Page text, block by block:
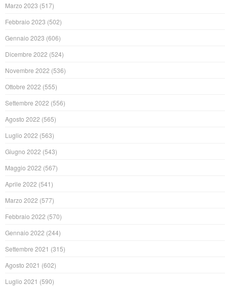
Marzo 2023 (517)
Febbraio 2023 (502)
Gennaio 2023 (606)
Dicembre 2022 (524)
Novembre 2022 (536)
Ottobre 2022 (555)
Settembre 2022 (556)
Agosto 2022 (565)
Luglio 2022 (563)
Giugno 2022 (543)
Maggio 2022 (567)
Aprile 2022 (541)
Marzo 2022 (577)
Febbraio 2022 (570)
Gennaio 2022 (244)
Settembre 2021 (315)
Agosto 2021 (602)
Luglio 2021 (590)